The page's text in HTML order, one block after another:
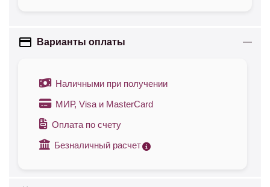
Варианты оплаты
Наличными при получении
МИР, Visa и MasterCard
Оплата по счету
Безналичный расчет